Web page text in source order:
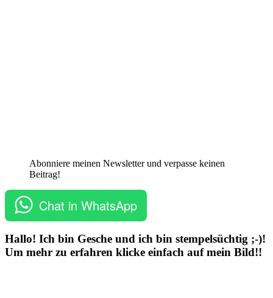
Abonniere meinen Newsletter und verpasse keinen
Beitrag!
Chat in WhatsApp
Hallo! Ich bin Gesche und ich bin stempelsüchtig ;-)!
Um mehr zu erfahren klicke einfach auf mein Bild!!